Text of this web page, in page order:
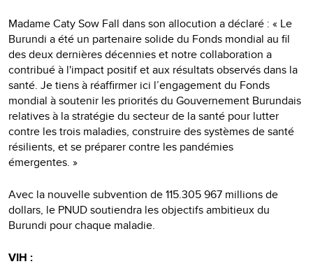
Madame Caty Sow Fall dans son allocution a déclaré : « Le
Burundi a été un partenaire solide du Fonds mondial au fil
des deux dernières décennies et notre collaboration a
contribué à l'impact positif et aux résultats observés dans la
santé. Je tiens à réaffirmer ici l’engagement du Fonds
mondial à soutenir les priorités du Gouvernement Burundais
relatives à la stratégie du secteur de la santé pour lutter
contre les trois maladies, construire des systèmes de santé
résilients, et se préparer contre les pandémies
émergentes. »
Avec la nouvelle subvention de 115.305 967 millions de
dollars, le PNUD soutiendra les objectifs ambitieux du
Burundi pour chaque maladie.
VIH :